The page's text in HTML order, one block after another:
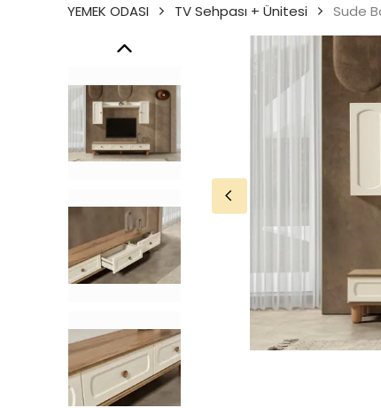
YEMEK ODASI TV Sehpası + Ünitesi Sude